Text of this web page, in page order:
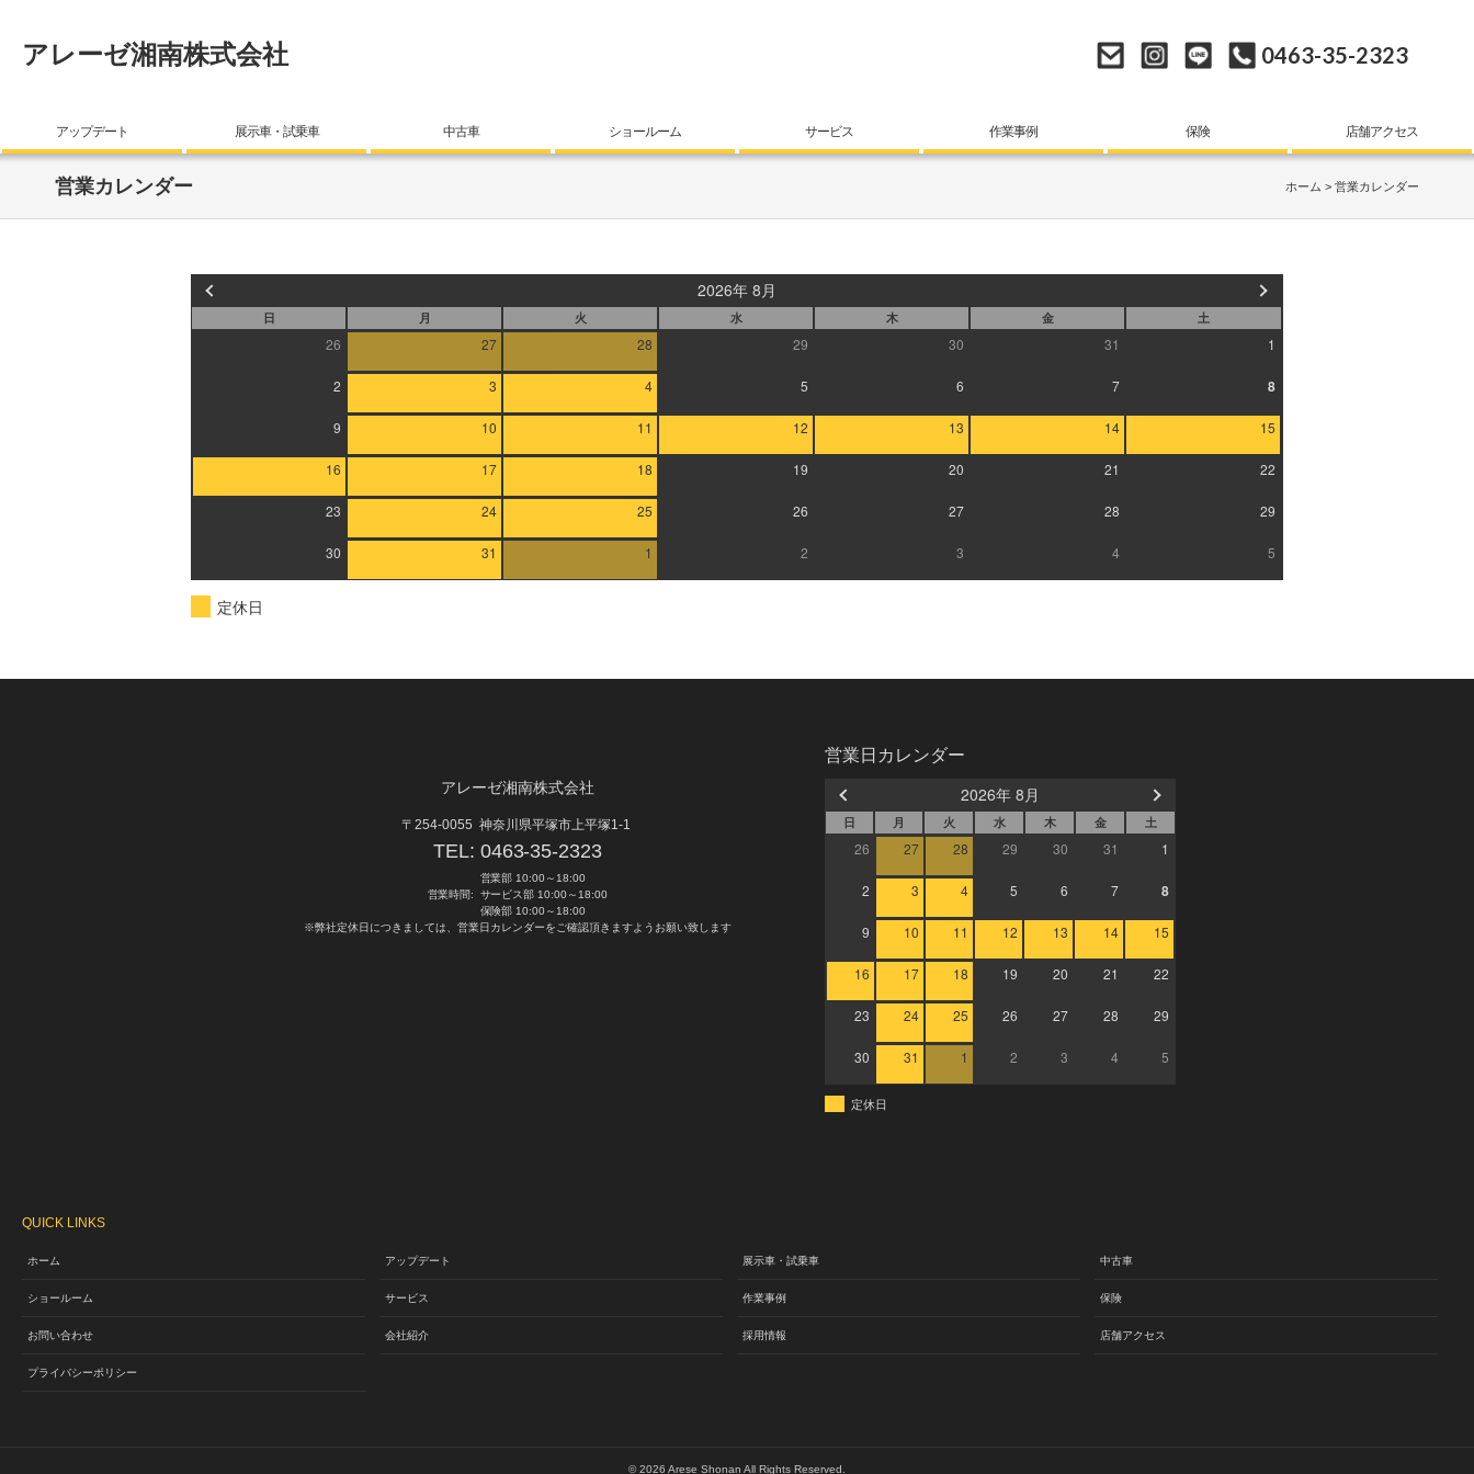
アレーゼ湘南株式会社 0463-35-2323
アップデート 展示車・試乗車 中古車 ショールーム サービス 作業事例 保険 店舗アクセス
営業カレンダー ホーム 営業カレンダー
2026年 8月
日 月 火 水 木 金 土
26 27 28 29 30 31 1
2 3 4 5 6 7 8
9 10 11 12 13 14 15
16 17 18 19 20 21 22
23 24 25 26 27 28 29
30 31 1 2 3 4 5
定休日
アレーゼ湘南株式会社
〒254-0055 神奈川県平塚市上平塚1-1
TEL: 0463-35-2323
営業時間:
営業部 10:00～18:00
サービス部 10:00～18:00
保険部 10:00～18:00
※弊社定休日につきましては、営業日カレンダーをご確認頂きますようお願い致します
営業日カレンダー
2026年 8月
日 月 火 水 木 金 土
26 27 28 29 30 31 1
2 3 4 5 6 7 8
9 10 11 12 13 14 15
16 17 18 19 20 21 22
23 24 25 26 27 28 29
30 31 1 2 3 4 5
定休日
QUICK LINKS
ホーム アップデート 展示車・試乗車 中古車
ショールーム サービス 作業事例 保険
お問い合わせ 会社紹介 採用情報 店舗アクセス
プライバシーポリシー
©2026 Arese Shonan All Rights Reserved.